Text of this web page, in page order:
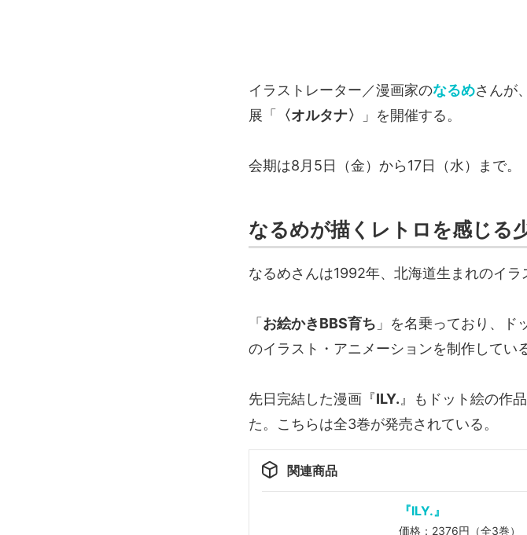
イラストレーター／漫画家のなるめさんが
展「
〈オルタナ〉 」を開催する。
会期は8月5日（金）から17日（水）まで。
なるめが描くレトロを感じる
なるめさんは1992年、北海道生まれのイラ
「 お絵かきBBS育ち 」を名乗っており、ド
のイラスト・アニメーションを制作している
先日完結した漫画『ILY. 』もドット絵の作
た。こちらは全3巻が発売されている。
関連商品
『ILY.』
価格：2376円（全3巻）